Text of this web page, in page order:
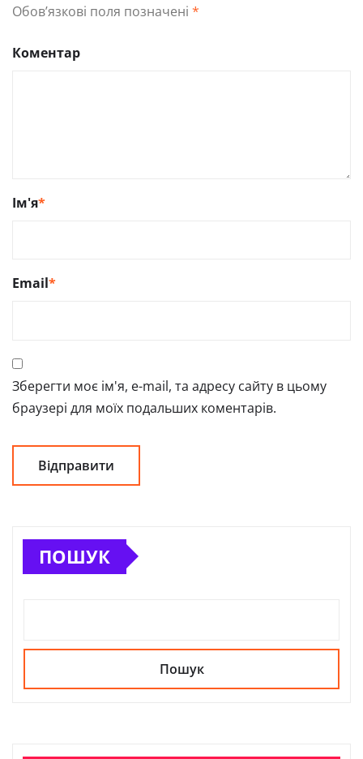
Обов’язкові поля позначені *
Коментар
Ім'я*
Email*
Зберегти моє ім'я, e-mail, та адресу сайту в цьому
браузері для моїх подальших коментарів.
ПОШУК
Пошук